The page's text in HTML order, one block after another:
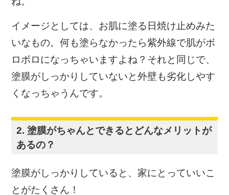
イメージとしては、お肌に塗る日焼け止めみた
いなもの。何も塗らなかったら紫外線で肌がボ
ロボロになっちゃいますよね？それと同じで、
塗膜がしっかりしていないと外壁も劣化しやす
くなっちゃうんです。
2. 塗膜がちゃんとできるとどんなメリットが
あるの？
塗膜がしっかりしていると、家にとっていいこ
とがたくさん！